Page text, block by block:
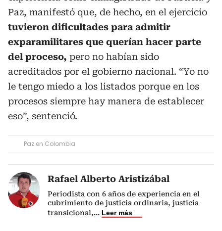
Paz, manifestó que, de hecho, en el ejercicio
tuvieron dificultades para admitir
exparamilitares que querían hacer parte
del proceso, pero no habían sido
acreditados por el gobierno nacional. “Yo no
le tengo miedo a los listados porque en los
procesos siempre hay manera de establecer
eso”, sentenció.
Paz en Colombia
Rafael Alberto Aristizábal
Periodista con 6 años de experiencia en el
cubrimiento de justicia ordinaria, justicia
transicional,... Leer más